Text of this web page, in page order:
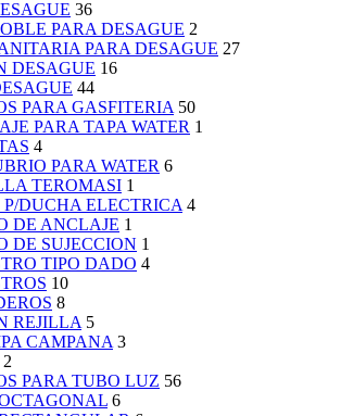
36
PARA DESAGUE 2
PARA DESAGUE 27
DESAGUE 16
44
PARA GASFITERIA 50
PARA TAPA WATER 1
4
PARA WATER 6
TEROMASI 1
P/DUCHA ELECTRICA 4
DE ANCLAJE 1
DE SUJECCION 1
TIPO DADO 4
10
8
REJILLA 5
CAMPANA 3
2
PARA TUBO LUZ 56
6